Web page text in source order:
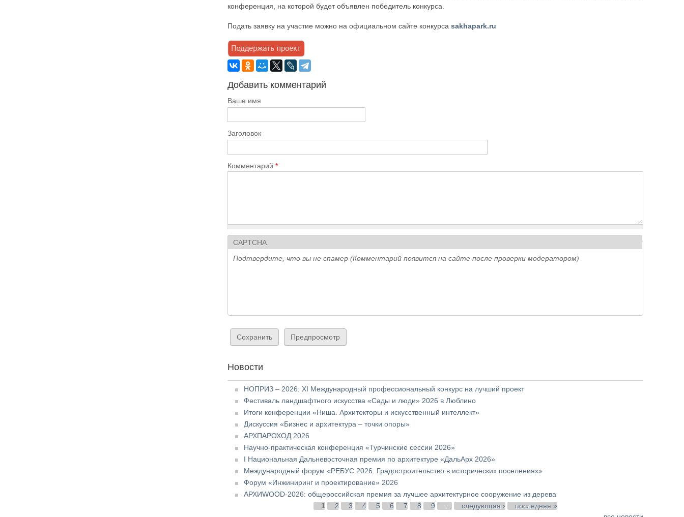
конференция, на которой будет объявлен победитель конкурса.
Подать заявку на участие можно на официальном сайте конкурсаsakhapark.ru
Добавить комментарий
Ваше имя
Заголовок
Комментарий*
CAPTCHA
Подтвердите, что вы не спамер (Комментарий появится на сайте после проверки модератором)
Новости
НОПРИЗ – 2026: XI Международный профессиональный конкурс на лучший проект
Фестиваль ландшафтного искусства «Сады и люди» 2026 в Люблино
Итоги конференции «Ниша. Архитекторы и искусственный интеллект»
Дискуссия «Бизнес и архитектура – точки опоры»
АРХПАРОХОД 2026
Научно-практическая конференция «Турчинские сессии 2026»
I Национальная Дальневосточная премия по архитектуре «ДальАрх 2026»
Международный форум «РЕБУС 2026: Градостроительство в исторических поселениях»
Форум «Инжиниринг и проектирование» 2026
АРХИWOOD-2026: общероссийская премия за лучшее архитектурное сооружение из дерева
1 2 3 4 5 6 7 8 9 следующая ›
последняя »